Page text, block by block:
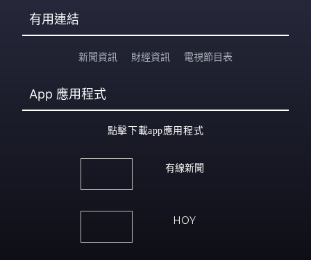
有用連結
新聞資訊 財經資訊 電視節目表
App 應用程式
點擊下載app應用程式
有線新聞
HOY